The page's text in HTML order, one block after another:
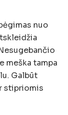
nuo
meška tampa
Galbūt
stipriomis